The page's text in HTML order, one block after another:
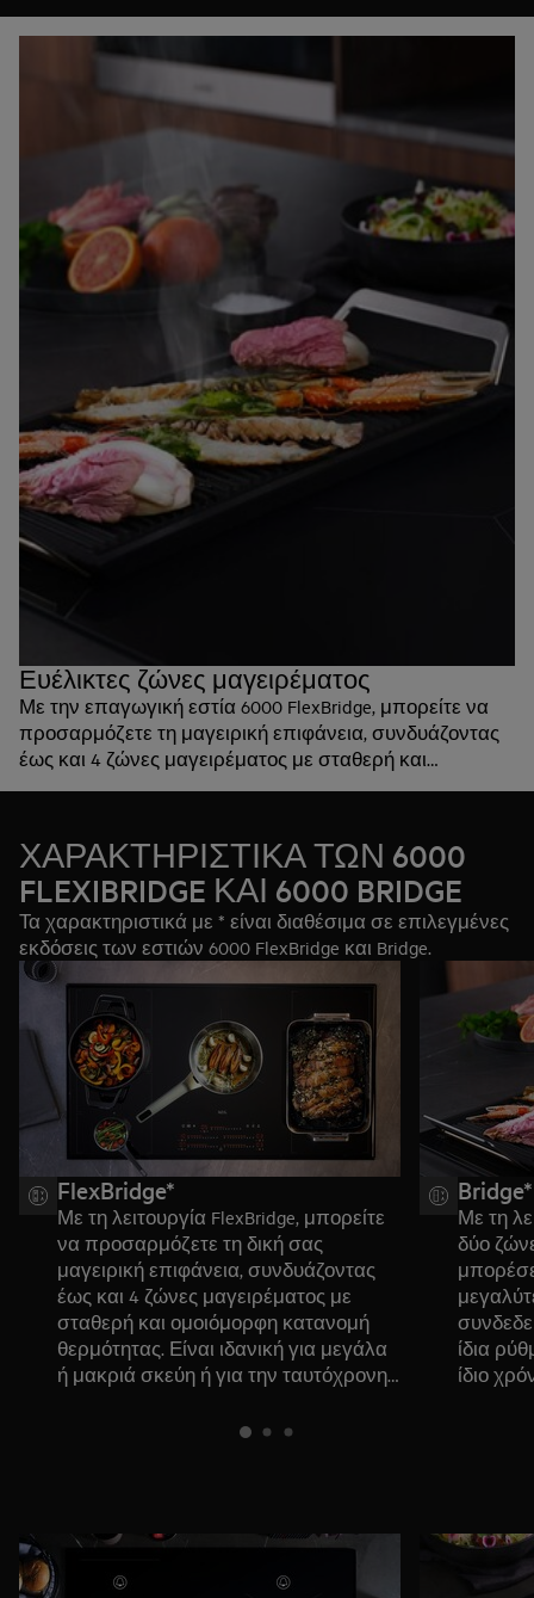
Ευέλικτες ζώνες μαγειρέματος
Με την επαγωγική εστία 6000 FlexBridge, μπορείτε να
προσαρμόζετε τη μαγειρική επιφάνεια, συνδυάζοντας
έως και 4 ζώνες μαγειρέματος με σταθερή και
ΧΑΡΑΚΤΗΡΙΣΤΙΚΑ ΤΩΝ 6000
FLEXIBRIDGE ΚΑΙ 6000 BRIDGE
Τα χαρακτηριστικά με * είναι διαθέσιμα σε επιλεγμένες
εκδόσεις των εστιών 6000 FlexBridge και Bridge.
FlexBridge*
Με τη λειτουργία FlexBridge, μπορείτε
να προσαρμόζετε τη δική σας
μαγειρική επιφάνεια, συνδυάζοντας
έως και 4 ζώνες μαγειρέματος με
σταθερή και ομοιόμορφη κατανομή
θερμότητας. Είναι ιδανική για μεγάλα
ή μακριά σκεύη ή για την ταυτόχρονη
χρειάζονται επιπλέον χώρο.
Bridge*
Με τη
δύο
ίδια
ίδιο